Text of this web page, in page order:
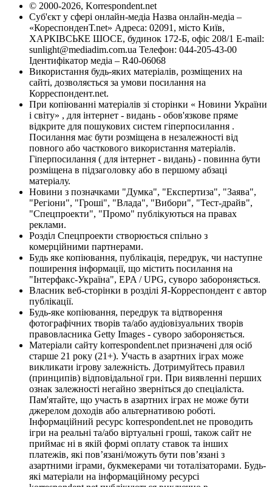
© 2000-2026, Korrespondent.net
Суб'єкт у сфері онлайн-медіа Назва онлайн-медіа –
«КореспонденТ.net» Адреса: 02091, місто Київ,
ХАРКІВСЬКЕ ШОСЕ, будинок 172-Б, офіс 208/1 E-mail:
sunlight@mediadim.com.ua Телефон: 044-205-43-00
Ідентифікатор медіа – R40-06068
Використання будь-яких матеріалів, розміщених на
сайті, дозволяється за умови посилання на
Корреспондент.net.
При копіюванні матеріалів зі сторінки « Новини України
і світу» , для інтернет - видань - обов'язкове пряме
відкрите для пошукових систем гіперпосилання .
Посилання має бути розміщена в незалежності від
повного або часткового використання матеріалів.
Гіперпосилання ( для інтернет - видань) - повинна бути
розміщена в підзаголовку або в першому абзаці
матеріалу.
Новини з позначками "Думка", "Експертиза", "Заява",
"Регіони", "Гроші", "Влада", "Вибори", "Тест-драйв",
"Спецпроекти", "Промо" публікуються на правах
реклами.
Розділ Спецпроекти створюється спільно з
комерційними партнерами.
Будь яке копіювання, публікація, передрук, чи наступне
поширення інформації, що містить посилання на
"Інтерфакс-Україна", EPA / UPG, суворо забороняється.
Власник веб-сторінки в розділі Я-Корреспондент є автор
публікації.
Будь-яке копіювання, передрук та відтворення
фотографічних творів та/або аудіовізуальних творів
правовласника Getty Images - суворо забороняється.
Матеріали сайту korrespondent.net призначені для осіб
старше 21 року (21+). Участь в азартних іграх може
викликати ігрову залежність. Дотримуйтесь правил
(принципів) відповідальної гри. При виявленні перших
ознак залежності негайно зверніться до спеціаліста.
Пам'ятайте, що участь в азартних іграх не може бути
джерелом доходів або альтернативою роботі.
Інформаційний ресурс korrespondent.net не проводить
ігри на реальні та/або віртуальні гроші, також сайт не
приймає ні в якій формі оплату ставок та інших
платежів, які пов’язані/можуть бути пов’язані з
азартними іграми, букмекерами чи тоталізаторами. Будь-
які матеріали на інформаційному ресурсі